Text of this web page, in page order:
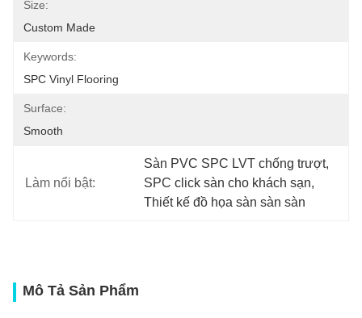
Size:
Custom Made
Keywords:
SPC Vinyl Flooring
Surface:
Smooth
Làm nổi bật:
Sàn PVC SPC LVT chống trượt,
SPC click sàn cho khách sạn,
Thiết kế đồ họa sàn sàn sàn
Mô Tả Sản Phẩm